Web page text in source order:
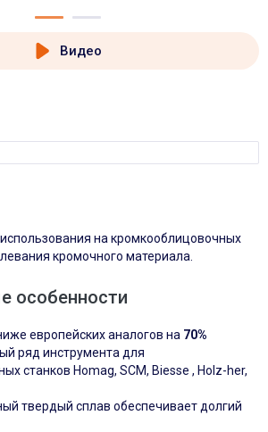
Видео
на кромкооблицовочных
кромочного материала.
особенности
европейских аналогов на 70%
ряд инструмента для
станков Homag, SCM, Biesse , Holz-her,
твердый сплав обеспечивает долгий